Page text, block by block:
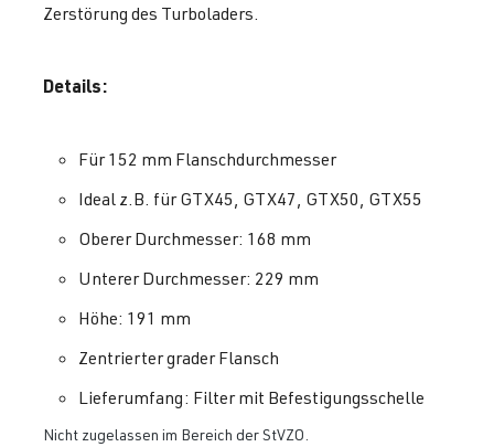
Zerstörung des Turboladers.
Details:
Für 152 mm Flanschdurchmesser
Ideal z.B. für GTX45, GTX47, GTX50, GTX55
Oberer Durchmesser: 168 mm
Unterer Durchmesser: 229 mm
Höhe: 191 mm
Zentrierter grader Flansch
Lieferumfang: Filter mit Befestigungsschelle
Nicht zugelassen im Bereich der StVZO.